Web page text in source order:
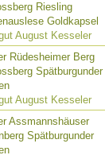
Riesling
Goldkapsel
August Kesseler
Rüdesheimer Berg
Spätburgunder
August Kesseler
Assmannshäuser
Spätburgunder